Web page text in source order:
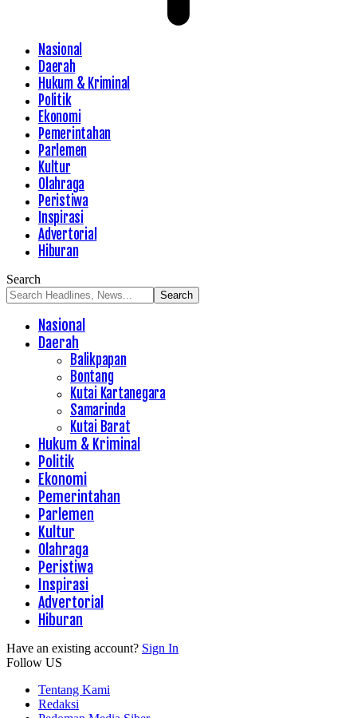
Nasional
Daerah
Hukum & Kriminal
Politik
Ekonomi
Pemerintahan
Parlemen
Kultur
Olahraga
Peristiwa
Inspirasi
Advertorial
Hiburan
Search
Nasional
Daerah
Balikpapan
Bontang
Kutai Kartanegara
Samarinda
Kutai Barat
Hukum & Kriminal
Politik
Ekonomi
Pemerintahan
Parlemen
Kultur
Olahraga
Peristiwa
Inspirasi
Advertorial
Hiburan
Have an existing account? Sign In
Follow US
Tentang Kami
Redaksi